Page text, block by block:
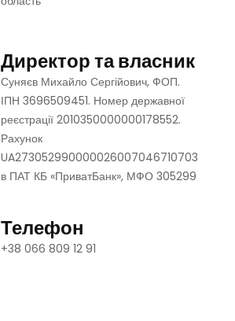
Директор та власник
Суняєв Михайло Сергійович, ФОП.
ІПН 3696509451. Номер державної
реєстрації 2010350000000178552.
Рахунок
UA273052990000026007046710703
в ПАТ КБ «ПриватБанк», МФО 305299
Телефон
+38 066 809 12 91